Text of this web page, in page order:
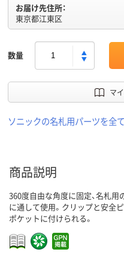
お届け先住所：
東京都江東区
数量
マ
ソニックの名札用パーツを全
商品説明
360度自由な角度に固定、名札
に通して使用。クリップと安全
ポケットに付けられる。